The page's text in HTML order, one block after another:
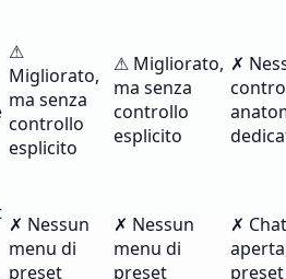
⚠
Migliorato,
ma senza
controllo
esplicito
⚠ Migliorato,
ma senza
controllo
esplicito
✗
✗ Nessun
menu di
preset
✗ Nessun
menu di
preset
✗ Chat
preset